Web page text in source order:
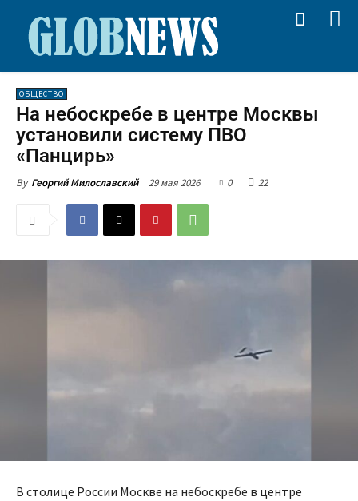
ОБЩЕСТВО
На небоскребе в центре Москвы
установили систему ПВО
«Панцирь»
By Георгий Милославский 29 мая 2026 0 22
В столице России Москве на небоскребе в центре